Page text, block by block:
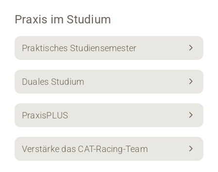
Praxis im Studium
Praktisches Studiensemester
Duales Studium
PraxisPLUS
Verstärke das CAT-Racing-Team